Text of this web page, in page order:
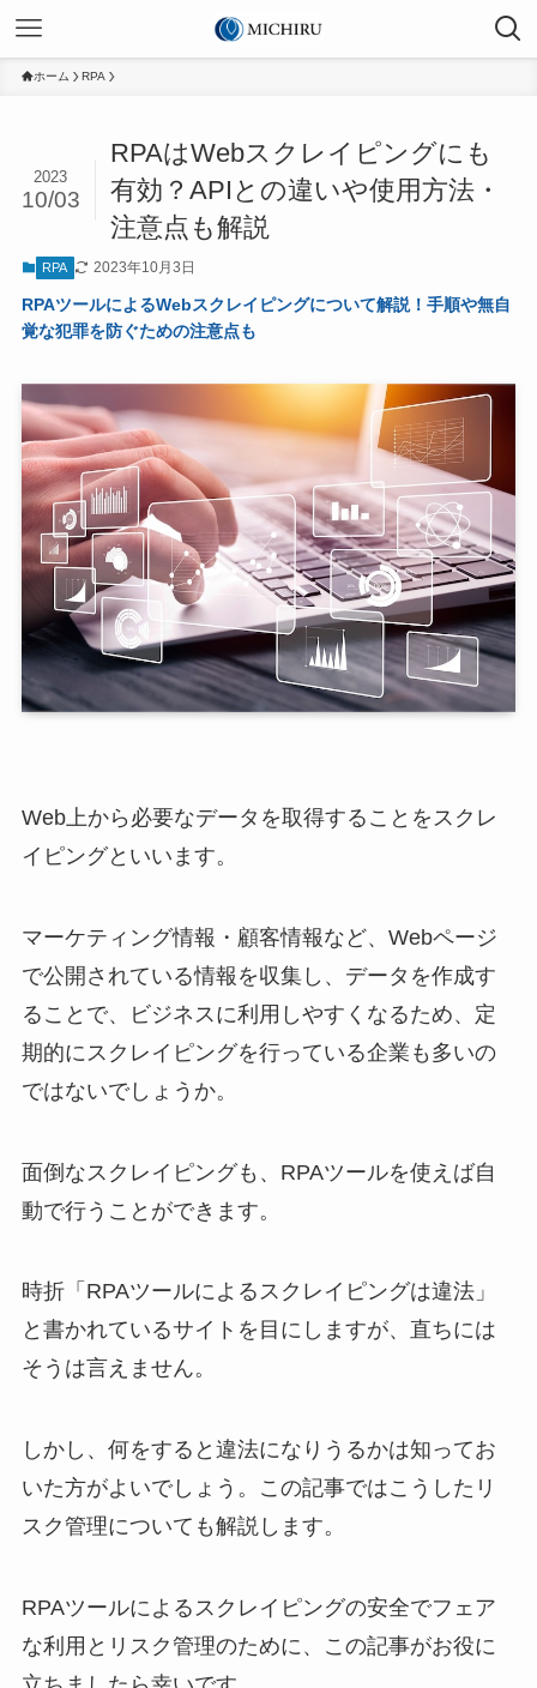
ホーム RPA
RPAはWebスクレイピングにも
有効？APIとの違いや使用方法・
注意点も解説
2023
10/03
RPA 2023年10月3日
RPAツールによるWebスクレイピングについて解説！手順や無自
覚な犯罪を防ぐための注意点も
Web上から必要なデータを取得することをスクレ
イピングといいます。
マーケティング情報・顧客情報など、Webページ
で公開されている情報を収集し、データを作成す
ることで、ビジネスに利用しやすくなるため、定
期的にスクレイピングを行っている企業も多いの
ではないでしょうか。
面倒なスクレイピングも、RPAツールを使えば自
動で行うことができます。
時折「RPAツールによるスクレイピングは違法」
と書かれているサイトを目にしますが、直ちには
そうは言えません。
しかし、何をすると違法になりうるかは知ってお
いた方がよいでしょう。この記事ではこうしたリ
スク管理についても解説します。
RPAツールによるスクレイピングの安全でフェア
な利用とリスク管理のために、この記事がお役に